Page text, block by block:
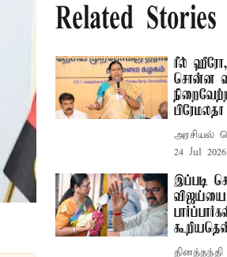
Related Stories
ரீல்
சொன்ன
அரசியல்
24 Jul 2026
இப்படி
தினத்தந்தி